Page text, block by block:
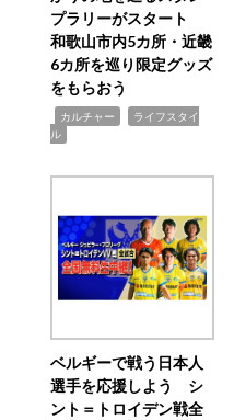
プラリーがスタート
和歌山市内5カ所・近畿
6カ所を巡り限定グッズ
をもらおう
カルチャー
ライフスタイ
ル
ベルギーで戦う日本人
選手を応援しよう シ
ント＝トロイデン戦全